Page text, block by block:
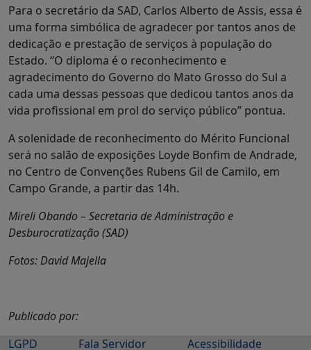
Para o secretário da SAD, Carlos Alberto de Assis, essa é
uma forma simbólica de agradecer por tantos anos de
dedicação e prestação de serviços à população do
Estado. “O diploma é o reconhecimento e
agradecimento do Governo do Mato Grosso do Sul a
cada uma dessas pessoas que dedicou tantos anos da
vida profissional em prol do serviço público” pontua.
A solenidade de reconhecimento do Mérito Funcional
será no salão de exposições Loyde Bonfim de Andrade,
no Centro de Convenções Rubens Gil de Camilo, em
Campo Grande, a partir das 14h.
Mireli Obando – Secretaria de Administração e
Desburocratização (SAD)
Fotos: David Majella
Publicado por:
LGPD
Fala Servidor Acessibilidade